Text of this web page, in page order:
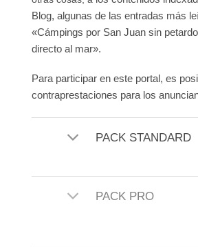
Blog, algunas de las entradas más
«Cámpings por San Juan sin
directo al mar».
Para participar en este portal, es
contraprestaciones para los
PACK STANDARD
PACK PRO